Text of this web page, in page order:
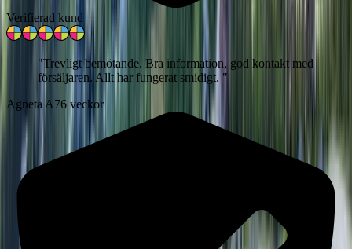
Verifierad kund
"Trevligt bemötande. Bra information, god kontakt med
försäljaren. Allt har fungerat smidigt. "
Agneta A76 veckor